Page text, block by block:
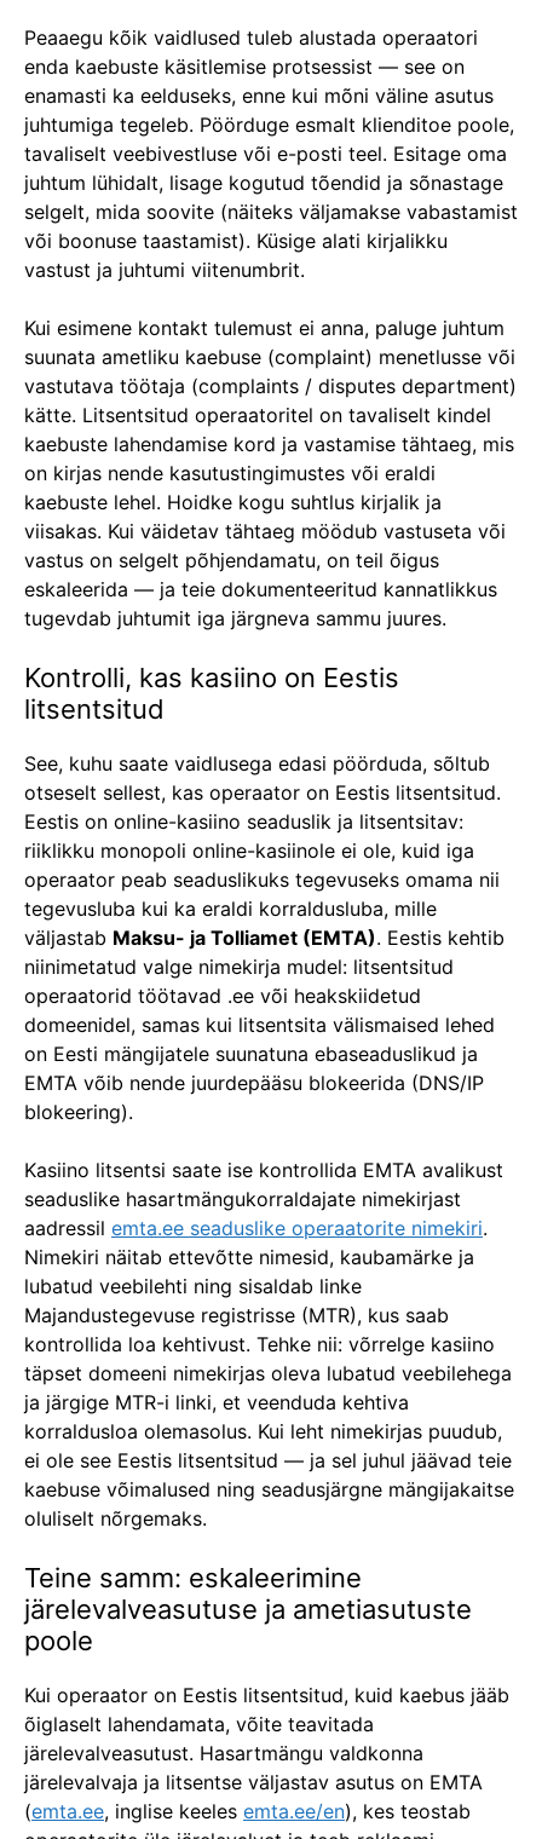
Peaaegu kõik vaidlused tuleb alustada operaatori
enda kaebuste käsitlemise protsessist — see on
enamasti ka eelduseks, enne kui mõni väline asutus
juhtumiga tegeleb. Pöörduge esmalt klienditoe poole,
tavaliselt veebivestluse või e-posti teel. Esitage oma
juhtum lühidalt, lisage kogutud tõendid ja sõnastage
selgelt, mida soovite (näiteks väljamakse vabastamist
või boonuse taastamist). Küsige alati kirjalikku
vastust ja juhtumi viitenumbrit.
Kui esimene kontakt tulemust ei anna, paluge juhtum
suunata ametliku kaebuse (complaint) menetlusse või
vastutava töötaja (complaints / disputes department)
kätte. Litsentsitud operaatoritel on tavaliselt kindel
kaebuste lahendamise kord ja vastamise tähtaeg, mis
on kirjas nende kasutustingimustes või eraldi
kaebuste lehel. Hoidke kogu suhtlus kirjalik ja
viisakas. Kui väidetav tähtaeg möödub vastuseta või
vastus on selgelt põhjendamatu, on teil õigus
eskaleerida — ja teie dokumenteeritud kannatlikkus
tugevdab juhtumit iga järgneva sammu juures.
Kontrolli, kas kasiino on Eestis
litsentsitud
See, kuhu saate vaidlusega edasi pöörduda, sõltub
otseselt sellest, kas operaator on Eestis litsentsitud.
Eestis on online-kasiino seaduslik ja litsentsitav:
riiklikku monopoli online-kasiinole ei ole, kuid iga
operaator peab seaduslikuks tegevuseks omama nii
tegevusluba kui ka eraldi korraldusluba, mille
väljastab Maksu- ja Tolliamet (EMTA). Eestis kehtib
niinimetatud valge nimekirja mudel: litsentsitud
operaatorid töötavad .ee või heakskiidetud
domeenidel, samas kui litsentsita välismaised lehed
on Eesti mängijatele suunatuna ebaseaduslikud ja
EMTA võib nende juurdepääsu blokeerida (DNS/IP
blokeering).
Kasiino litsentsi saate ise kontrollida EMTA avalikust
seaduslike hasartmängukorraldajate nimekirjast
aadressil emta.ee seaduslike operaatorite nimekiri.
Nimekiri näitab ettevõtte nimesid, kaubamärke ja
lubatud veebilehti ning sisaldab linke
Majandustegevuse registrisse (MTR), kus saab
kontrollida loa kehtivust. Tehke nii: võrrelge kasiino
täpset domeeni nimekirjas oleva lubatud veebilehega
ja järgige MTR-i linki, et veenduda kehtiva
korraldusloa olemasolus. Kui leht nimekirjas puudub,
ei ole see Eestis litsentsitud — ja sel juhul jäävad teie
kaebuse võimalused ning seadusjärgne mängijakaitse
oluliselt nõrgemaks.
Teine samm: eskaleerimine
järelevalveasutuse ja ametiasutuste
poole
Kui operaator on Eestis litsentsitud, kuid kaebus jääb
õiglaselt lahendamata, võite teavitada
järelevalveasutust. Hasartmängu valdkonna
järelevalvaja ja litsentse väljastav asutus on EMTA
(emta.ee, inglise keeles emta.ee/en), kes teostab